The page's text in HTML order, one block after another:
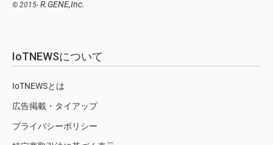
© 2015- R.GENE,Inc.
IoTNEWSについて
IoTNEWSとは
広告掲載・タイアップ
プライバシーポリシー